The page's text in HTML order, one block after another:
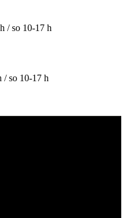
/ so 10-17 h
/ so 10-17 h